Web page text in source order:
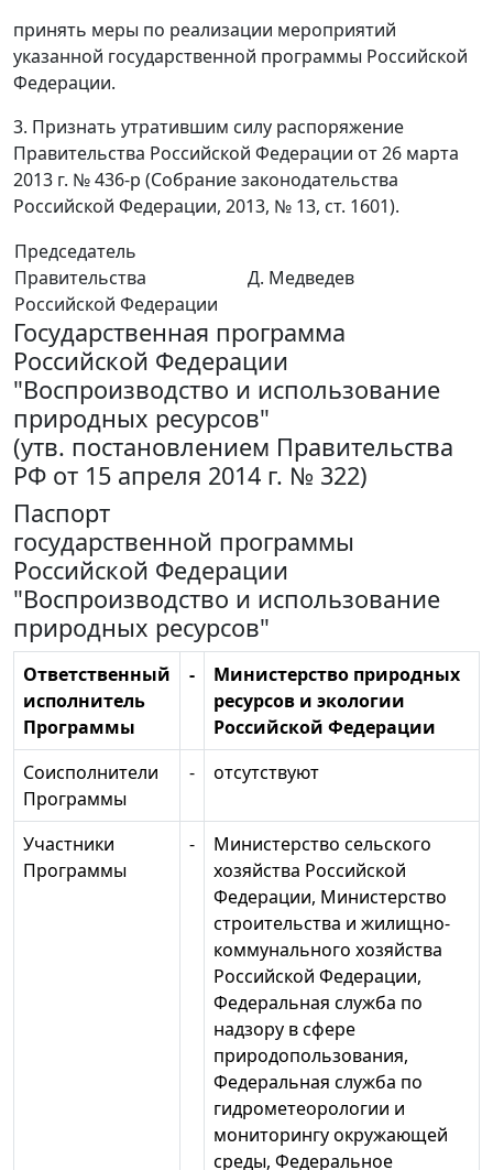
принять меры по реализации мероприятий
указанной государственной программы Российской
Федерации.
3. Признать утратившим силу распоряжение
Правительства Российской Федерации от 26 марта
2013 г. № 436-р (Собрание законодательства
Российской Федерации, 2013, № 13, ст. 1601).
Председатель
Правительства
Российской Федерации
Д. Медведев
Государственная программа
Российской Федерации
"Воспроизводство и использование
природных ресурсов"
(утв. постановлением Правительства
РФ от 15 апреля 2014 г. № 322)
Паспорт
государственной программы
Российской Федерации
"Воспроизводство и использование
природных ресурсов"
Ответственный
исполнитель
Программы
-
Министерство природных
ресурсов и экологии
Российской Федерации
Соисполнители
Программы
- отсутствуют
Участники
Программы
-
Министерство сельского
хозяйства Российской
Федерации, Министерство
строительства и жилищно-
коммунального хозяйства
Российской Федерации,
Федеральная служба по
надзору в сфере
природопользования,
Федеральная служба по
гидрометеорологии и
мониторингу окружающей
среды, Федеральное